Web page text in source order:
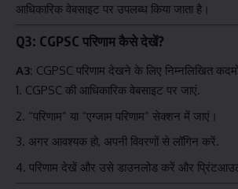
आधिकारिक वेबसाइट पर उपलब्ध किया जाता है।
Q3: CGPSC परिणाम कैसे देखें?
A3: CGPSC परिणाम देखने के लिए निम्नलिखित
CGPSC की आधिकारिक वेबसाइट पर जाएं.
“परिणाम” या “एग्जाम परिणाम” सेक्शन में जाएं।
अगर आवश्यक हो, अपनी विवरणों से लॉगिन करें.
परिणाम देखें और उसे डाउनलोड करें और